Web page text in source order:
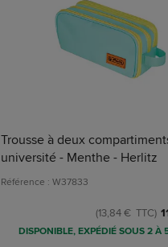
Trousse à deux
université - Menthe - Herlitz
Référence : W37833
(13,84 € TTC)
DISPONIBLE, EXPÉDIÉ SOUS 2 À